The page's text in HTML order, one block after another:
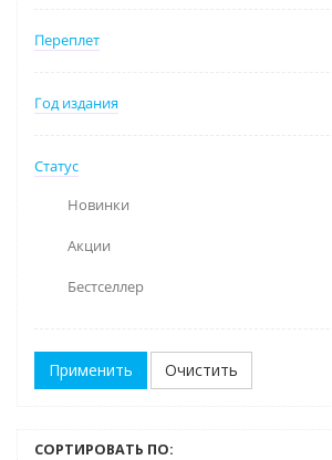
Переплет
Год издания
Статус
Новинки
Акции
Бестселлер
Очистить
СОРТИРОВАТЬ ПО: